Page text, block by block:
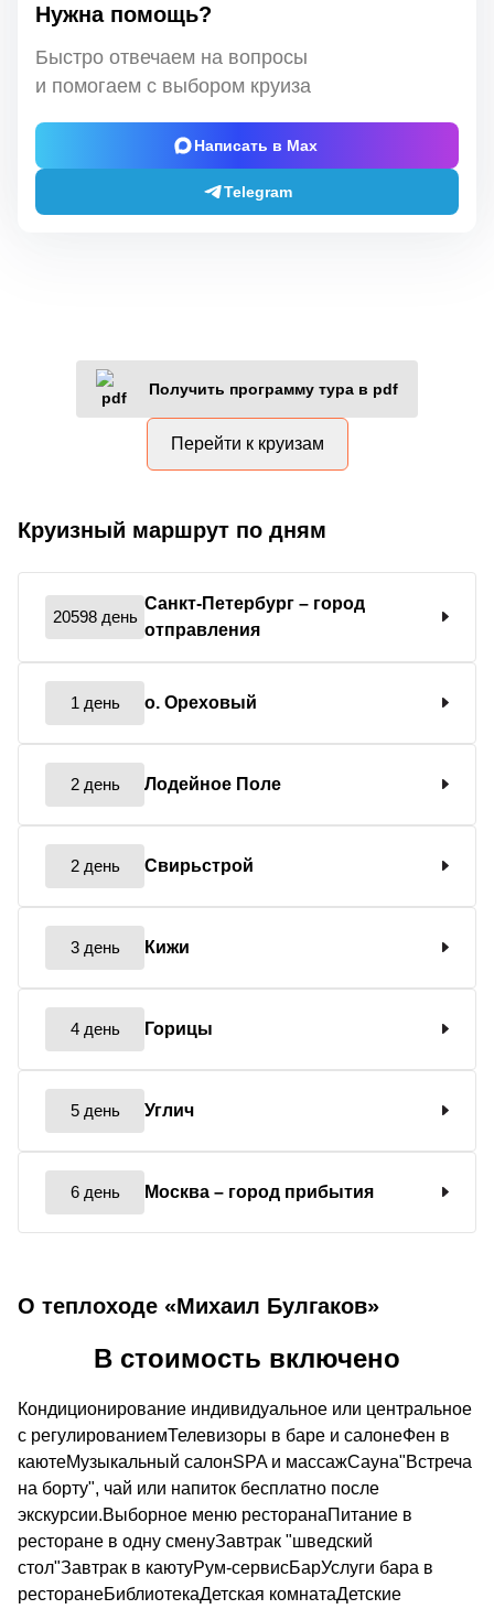
Нужна помощь?
Быстро отвечаем на вопросы
и помогаем с выбором круиза
Написать в Max
Telegram
Получить программу тура в pdf
Перейти к круизам
Круизный маршрут по дням
20598 день
Санкт-Петербург – город
отправления
1 день о. Ореховый
2 день Лодейное Поле
2 день Свирьстрой
3 день Кижи
4 день Горицы
5 день Углич
6 день Москва – город прибытия
О теплоходе «Михаил Булгаков»
В стоимость включено
Кондиционирование индивидуальное или центральное
с регулированиемТелевизоры в баре и салонеФен в
каютеМузыкальный салонSPA и массажСауна"Встреча
на борту", чай или напиток бесплатно после
экскурсии.Выборное меню ресторанаПитание в
ресторане в одну сменуЗавтрак "шведский
стол"Завтрак в каютуРум-сервисБарУслуги бара в
ресторанеБиблиотекаДетская комнатаДетские